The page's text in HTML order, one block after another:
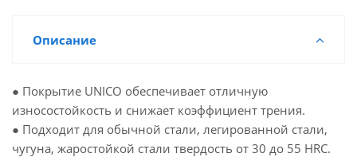
Описание
● Покрытие UNICO обеспечивает отличную
износостойкость и снижает коэффициент трения.
● Подходит для обычной стали, легированной стали,
чугуна, жаростойкой стали твердость от 30 до 55 HRC.